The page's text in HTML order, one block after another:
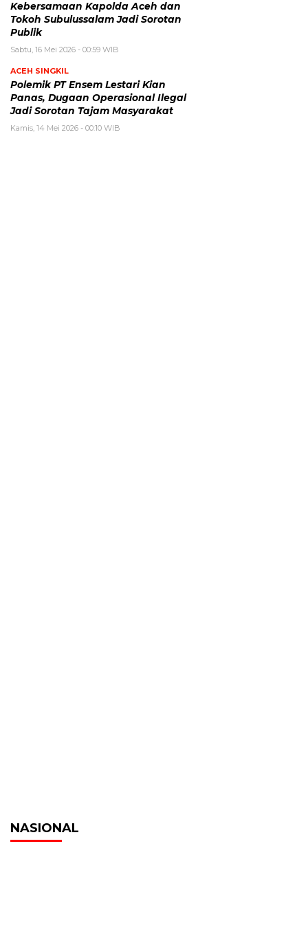
Kebersamaan Kapolda Aceh dan
Tokoh Subulussalam Jadi Sorotan
Publik
Sabtu, 16 Mei 2026 - 00:59 WIB
ACEH SINGKIL
Polemik PT Ensem Lestari Kian
Panas, Dugaan Operasional Ilegal
Jadi Sorotan Tajam Masyarakat
Kamis, 14 Mei 2026 - 00:10 WIB
NASIONAL